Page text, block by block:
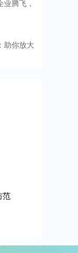
腾飞，
助你放大
范